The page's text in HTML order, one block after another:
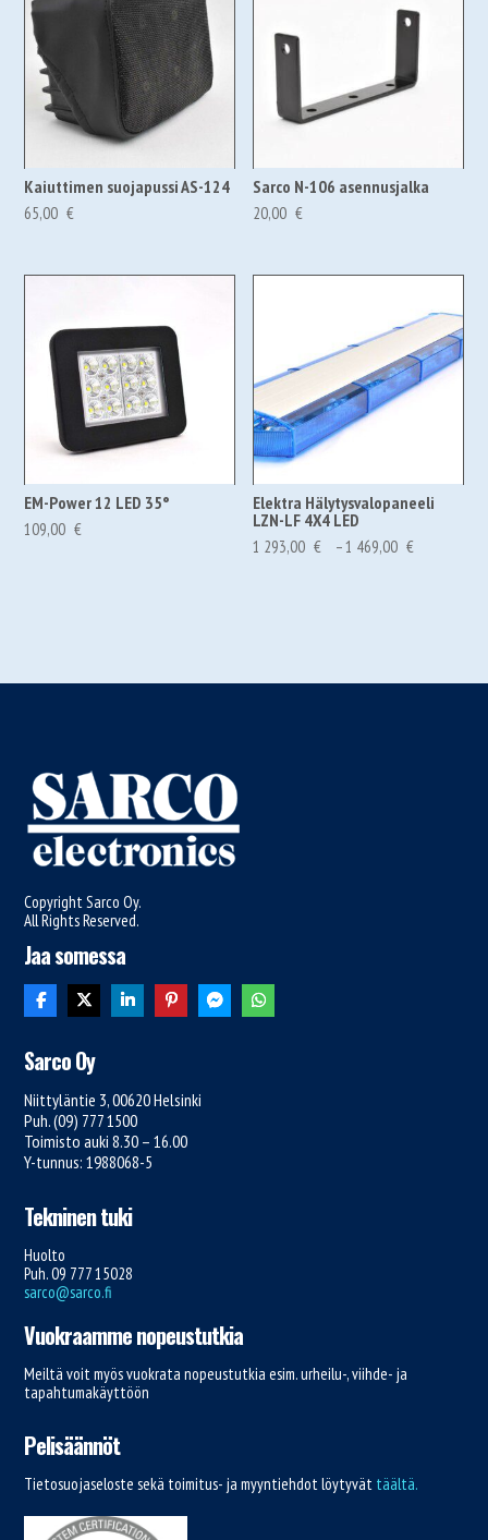
Kaiuttimen suojapussi AS-124
65,00 €
Sarco N-106 asennusjalka
20,00 €
EM-Power 12 LED 35°
109,00 €
Elektra Hälytysvalopaneeli
LZN-LF 4X4 LED
1 293,00 € –1 469,00 €
843,60 €
Copyright Sarco Oy.
All Rights Reserved.
Jaa somessa
Sarco Oy
Niittyläntie 3, 00620 Helsinki
Puh. (09) 777 1500
Toimisto auki 8.30 – 16.00
Y-tunnus: 1988068-5
Tekninen tuki
Huolto
Puh. 09 777 15028
sarco@sarco.fi
Vuokraamme nopeustutkia
Meiltä voit myös vuokrata nopeustutkia esim. urheilu-, viihde- ja
tapahtumakäyttöön
Pelisäännöt
Tietosuojaseloste sekä toimitus- ja myyntiehdot löytyvät täältä.